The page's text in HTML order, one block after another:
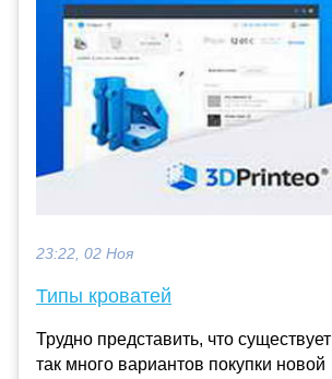
23:22, 02 Ноя
Типы кроватей
Трудно представить, что существует
так много вариантов покупки новой